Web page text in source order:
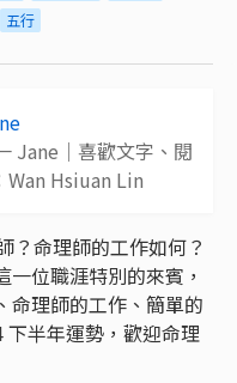
五行
Jane｜喜歡文字、閱
Hsiuan Lin
？命理師的工作如何？
位職涯特別的來賓，
命理師的工作、簡單的
半年運勢，歡迎命理